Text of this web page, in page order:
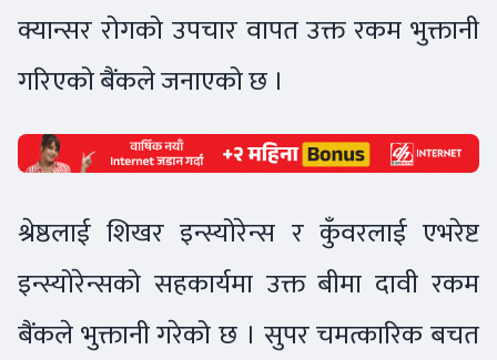
क्यान्सर रोगको उपचार वापत उक्त रकम भुक्तानी
गरिएको बैंकले जनाएको छ ।
श्रेष्ठलाई शिखर इन्स्योरेन्स र कुँवरलाई एभरेष्ट
इन्स्योरेन्सको सहकार्यमा उक्त बीमा दावी रकम
बैंकले भुक्तानी गरेको छ । सुपर चमत्कारिक बचत